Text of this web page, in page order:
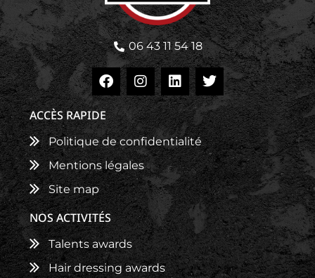
06 43 11 54 18
ACCÈS RAPIDE
Politique de confidentialité
Mentions légales
Site map
NOS ACTIVITÉS
Talents awards
Hair dressing awards